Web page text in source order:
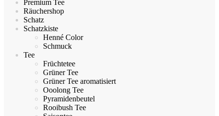
Premium Tee
Räuchershop
Schatz
Schatzkiste
Henné Color
Schmuck
Tee
Früchtetee
Grüner Tee
Grüner Tee aromatisiert
Ooolong Tee
Pyramidenbeutel
Rooibush Tee